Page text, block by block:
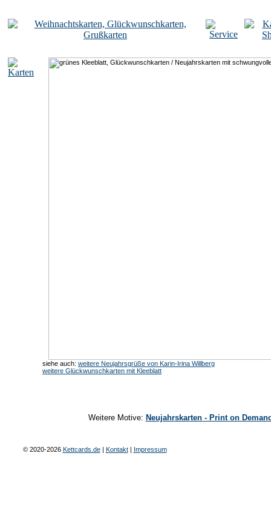
siehe auch: weitere Neujahrsgrüße von Karin-Irina Willberg
weitere Glückwunschkarten mit Kleeblatt
Weitere Motive: Neujahrskarten - Print on
© 2020-2026 Kettcards.de| Kontakt| Impressum